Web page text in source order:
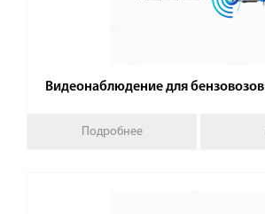
Видеонаблюдение для бензовозов
Подробнее